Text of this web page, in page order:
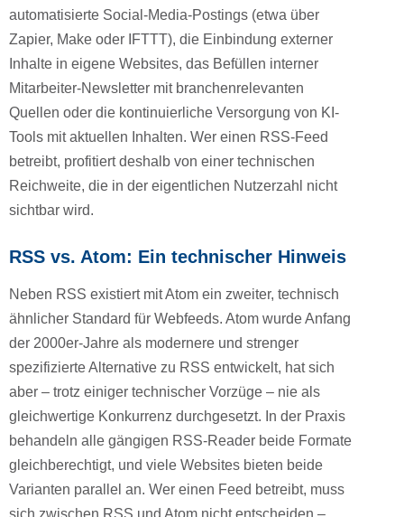
automatisierte Social-Media-Postings (etwa über
Zapier, Make oder IFTTT), die Einbindung externer
Inhalte in eigene Websites, das Befüllen interner
Mitarbeiter-Newsletter mit branchenrelevanten
Quellen oder die kontinuierliche Versorgung von KI-
Tools mit aktuellen Inhalten. Wer einen RSS-Feed
betreibt, profitiert deshalb von einer technischen
Reichweite, die in der eigentlichen Nutzerzahl nicht
sichtbar wird.
RSS vs. Atom: Ein technischer Hinweis
Neben RSS existiert mit Atom ein zweiter, technisch
ähnlicher Standard für Webfeeds. Atom wurde Anfang
der 2000er-Jahre als modernere und strenger
spezifizierte Alternative zu RSS entwickelt, hat sich
aber – trotz einiger technischer Vorzüge – nie als
gleichwertige Konkurrenz durchgesetzt. In der Praxis
behandeln alle gängigen RSS-Reader beide Formate
gleichberechtigt, und viele Websites bieten beide
Varianten parallel an. Wer einen Feed betreibt, muss